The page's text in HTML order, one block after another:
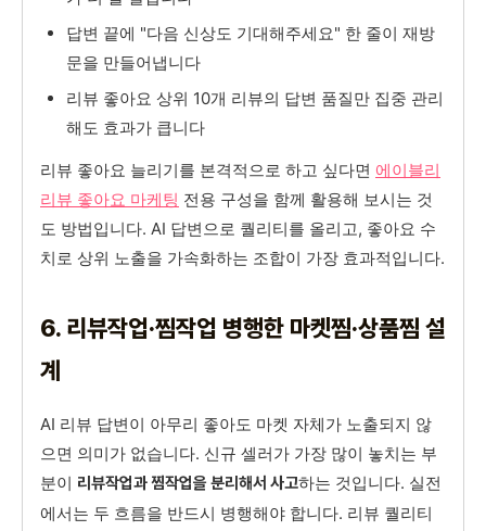
답변 끝에 "다음 신상도 기대해주세요" 한 줄이 재방
문을 만들어냅니다
리뷰 좋아요 상위 10개 리뷰의 답변 품질만 집중 관리
해도 효과가 큽니다
리뷰 좋아요 늘리기를 본격적으로 하고 싶다면 에이블리
리뷰 좋아요 마케팅 전용 구성을 함께 활용해 보시는 것
도 방법입니다. AI 답변으로 퀄리티를 올리고, 좋아요 수
치로 상위 노출을 가속화하는 조합이 가장 효과적입니다.
6. 리뷰작업·찜작업 병행한 마켓찜·상품찜 설
계
AI 리뷰 답변이 아무리 좋아도 마켓 자체가 노출되지 않
으면 의미가 없습니다. 신규 셀러가 가장 많이 놓치는 부
분이 리뷰작업과 찜작업을 분리해서 사고하는 것입니다. 실전
에서는 두 흐름을 반드시 병행해야 합니다. 리뷰 퀄리티